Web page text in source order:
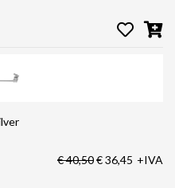
€ 40,50€ 36,45 +IVA